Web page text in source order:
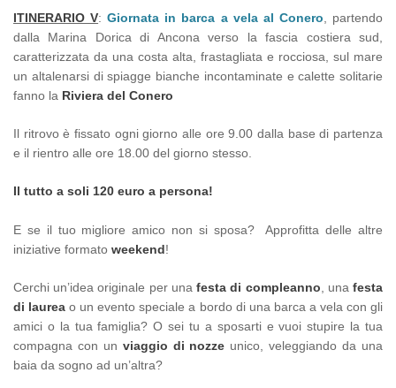
ITINERARIO V:Giornata in barca a vela al Conero , partendo
dalla Marina Dorica di Ancona verso la fascia costiera sud,
caratterizzata da una costa alta, frastagliata e rocciosa, sul mare
un altalenarsi di spiagge bianche incontaminate e calette solitarie
fanno la Riviera del Conero
Il ritrovo è fissato ogni giorno alle ore 9.00 dalla base di partenza
e il rientro alle ore 18.00 del giorno stesso.
Il tutto a soli 120 euro a persona!
E se il tuo migliore amico non si sposa? Approfitta delle altre
iniziative formato weekend!
Cerchi un’idea originale per unafesta di compleanno , unafesta
di laurea o un evento speciale a bordo di una barca a vela con gli
amici o la tua famiglia? O sei tu a sposarti e vuoi stupire la tua
compagna con un viaggio di nozze unico, veleggiando da una
baia da sogno ad un’altra?